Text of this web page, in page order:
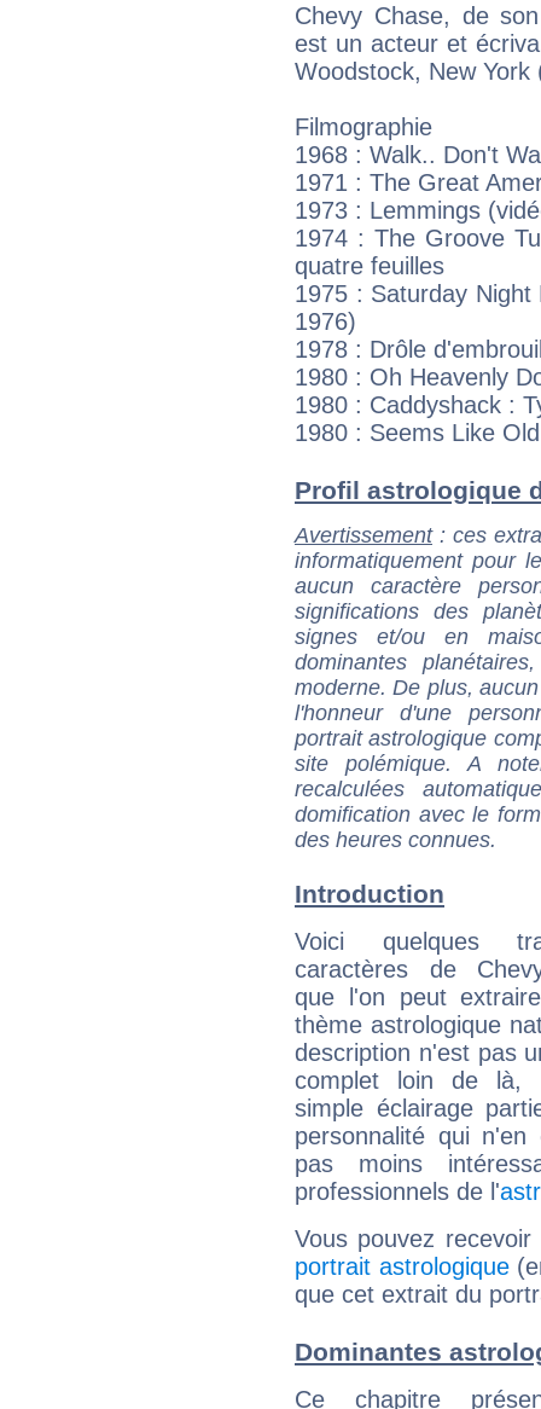
Chevy Chase, de
est un acteur et
Woodstock, New York
Filmographie
1968 : Walk.. Don't
1971 : The Great
1973 : Lemmings
1974 : The Groove
quatre feuilles
1975 : Saturday
1976)
1978 : Drôle
1980 : Oh Heavenly
1980 : Caddyshack :
1980 : Seems Like
Profil astrologique
Avertissement: ces
informatiquement pour
aucun caractère
significations des
signes et/ou en
dominantes
moderne. De plus,
l'honneur d'une
portrait astrologique
site polémique. A
recalculées
domification avec le
des heures connues.
Introduction
Voici quelques
caractères de
que l'on peut
thème astrologique
description n'est pas
complet loin de là,
simple éclairage
personnalité qui n'en
pas moins
professionnels de l'
Vous pouvez
portrait astrologique
que cet extrait du
Dominantes
Ce chapitre